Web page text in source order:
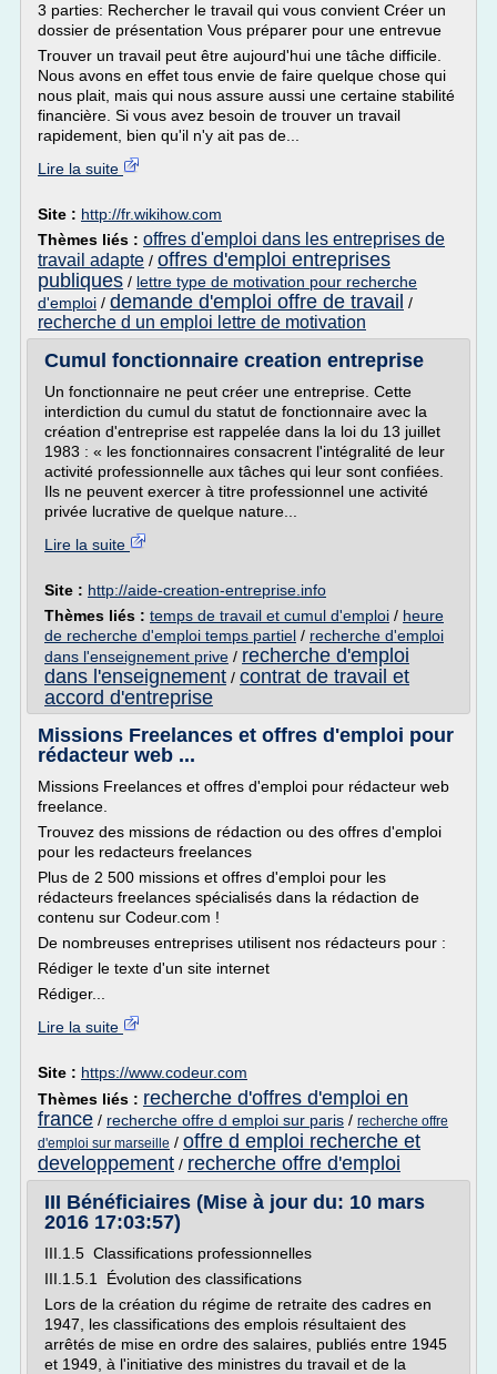
3 parties: Rechercher le travail qui vous convient Créer un
dossier de présentation Vous préparer pour une entrevue
Trouver un travail peut être aujourd'hui une tâche difficile.
Nous avons en effet tous envie de faire quelque chose qui
nous plait, mais qui nous assure aussi une certaine stabilité
financière. Si vous avez besoin de trouver un travail
rapidement, bien qu'il n'y ait pas de...
Lire la suite
Site : http://fr.wikihow.com
Thèmes liés : offres d'emploi dans les entreprises de
travail adapte / offres d'emploi entreprises
publiques / lettre type de motivation pour recherche
d'emploi / demande d'emploi offre de travail /
recherche d un emploi lettre de motivation
Cumul fonctionnaire creation entreprise
Un fonctionnaire ne peut créer une entreprise. Cette
interdiction du cumul du statut de fonctionnaire avec la
création d'entreprise est rappelée dans la loi du 13 juillet
1983 : « les fonctionnaires consacrent l'intégralité de leur
activité professionnelle aux tâches qui leur sont confiées.
Ils ne peuvent exercer à titre professionnel une activité
privée lucrative de quelque nature...
Lire la suite
Site : http://aide-creation-entreprise.info
Thèmes liés : temps de travail et cumul d'emploi / heure
de recherche d'emploi temps partiel / recherche d'emploi
dans l'enseignement prive / recherche d'emploi
dans l'enseignement / contrat de travail et
accord d'entreprise
Missions Freelances et offres d'emploi pour
rédacteur web ...
Missions Freelances et offres d'emploi pour rédacteur web
freelance.
Trouvez des missions de rédaction ou des offres d'emploi
pour les redacteurs freelances
Plus de 2 500 missions et offres d'emploi pour les
rédacteurs freelances spécialisés dans la rédaction de
contenu sur Codeur.com !
De nombreuses entreprises utilisent nos rédacteurs pour :
Rédiger le texte d'un site internet
Rédiger...
Lire la suite
Site : https://www.codeur.com
Thèmes liés : recherche d'offres d'emploi en
france / recherche offre d emploi sur paris / recherche offre
d'emploi sur marseille / offre d emploi recherche et
developpement / recherche offre d'emploi
III Bénéficiaires (Mise à jour du: 10 mars
2016 17:03:57)
III.1.5 Classifications professionnelles
III.1.5.1 Évolution des classifications
Lors de la création du régime de retraite des cadres en
1947, les classifications des emplois résultaient des
arrêtés de mise en ordre des salaires, publiés entre 1945
et 1949, à l'initiative des ministres du travail et de la